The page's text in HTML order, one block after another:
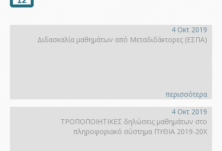
4 Οκτ 2019
Διδασκαλία μαθημάτων από Μεταδιδάκτορες (ΕΣΠΑ)
περισσότερα
4 Οκτ 2019
ΤΡΟΠΟΠΟΙΗΤΙΚΕΣ δηλώσεις μαθημάτων στο
πληροφοριακό σύστημα ΠΥΘΙΑ 2019-20Χ